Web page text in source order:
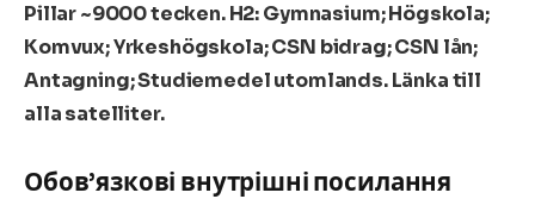
Pillar ~9000 tecken. H2: Gymnasium; Högskola;
Komvux; Yrkeshögskola; CSN bidrag; CSN lån;
Antagning; Studiemedel utomlands. Länka till
alla satelliter.
Обов’язкові внутрішні посилання